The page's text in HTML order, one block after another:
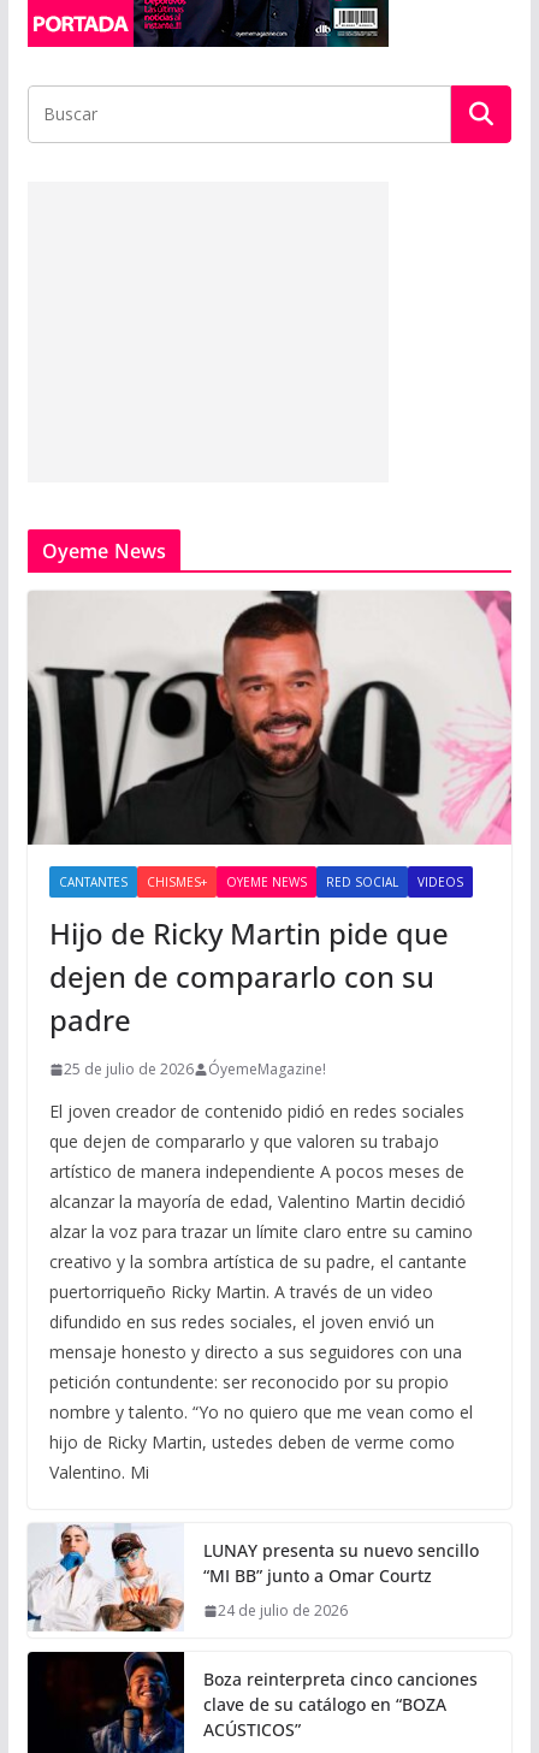
Oyeme News
CANTANTES CHISMES+ OYEME NEWS RED SOCIAL VIDEOS
Hijo de Ricky Martin pide que
dejen de compararlo con su
padre
25 de julio de 2026 ÓyemeMagazine!
El joven creador de contenido pidió en redes sociales
que dejen de compararlo y que valoren su trabajo
artístico de manera independiente A pocos meses de
alcanzar la mayoría de edad, Valentino Martin decidió
alzar la voz para trazar un límite claro entre su camino
creativo y la sombra artística de su padre, el cantante
puertorriqueño Ricky Martin. A través de un video
difundido en sus redes sociales, el joven envió un
mensaje honesto y directo a sus seguidores con una
petición contundente: ser reconocido por su propio
nombre y talento. “Yo no quiero que me vean como el
hijo de Ricky Martin, ustedes deben de verme como
Valentino. Mi
LUNAY presenta su nuevo sencillo
“MI BB” junto a Omar Courtz
24 de julio de 2026
Boza reinterpreta cinco canciones
clave de su catálogo en “BOZA
ACÚSTICOS”